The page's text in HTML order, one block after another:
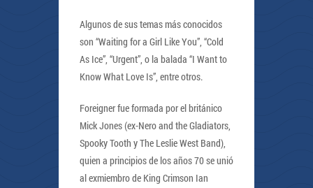
Algunos de sus temas más conocidos
son “Waiting for a Girl Like You”, “Cold
As Ice”, “Urgent”, o la balada “I Want to
Know What Love Is”, entre otros.
Foreigner fue formada por el británico
Mick Jones (ex-Nero and the Gladiators,
Spooky Tooth y The Leslie West Band),
quien a principios de los años 70 se unió
al exmiembro de King Crimson Ian